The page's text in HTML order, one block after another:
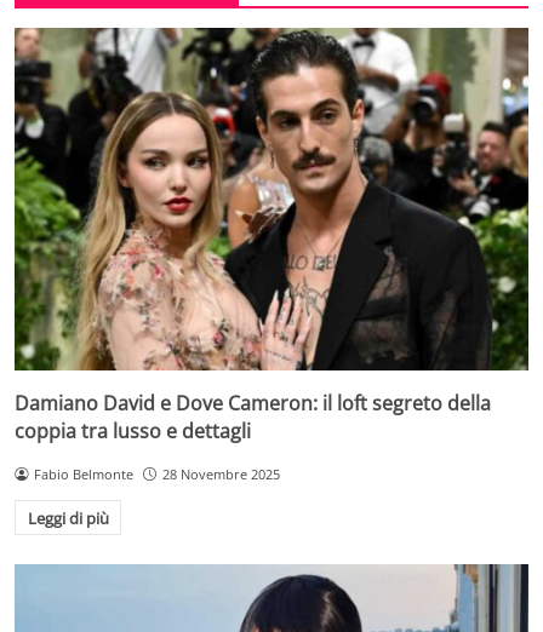
Damiano David e Dove Cameron: il loft segreto della
coppia tra lusso e dettagli
Fabio Belmonte 28 Novembre 2025
Leggi di più